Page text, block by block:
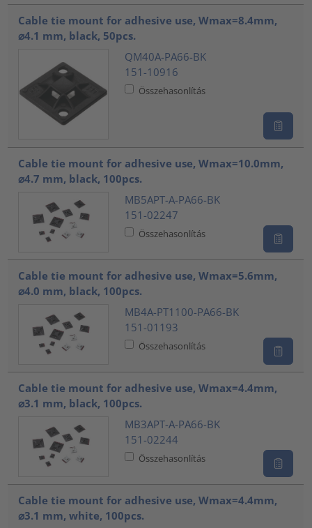
Cable tie mount for adhesive use, Wmax=8.4mm,
⌀4.1 mm, black, 50pcs.
QM40A-PA66-BK
151-10916
Összehasonlítás
Cable tie mount for adhesive use, Wmax=10.0mm,
⌀4.7 mm, black, 100pcs.
MB5APT-A-PA66-BK
151-02247
Összehasonlítás
Cable tie mount for adhesive use, Wmax=5.6mm,
⌀4.0 mm, black, 100pcs.
MB4A-PT1100-PA66-BK
151-01193
Összehasonlítás
Cable tie mount for adhesive use, Wmax=4.4mm,
⌀3.1 mm, black, 100pcs.
MB3APT-A-PA66-BK
151-02244
Összehasonlítás
Cable tie mount for adhesive use, Wmax=4.4mm,
⌀3.1 mm, white, 100pcs.